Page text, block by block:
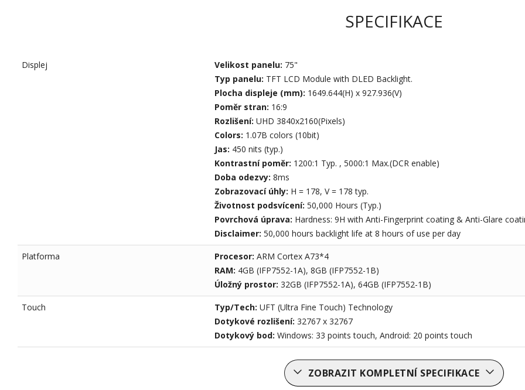
SPECIFIKACE
Displej Velikost panelu: 75"
Typ panelu: TFT LCD Module with DLED Backlight.
Plocha displeje (mm): 1649.644(H) x 927.936(V)
Poměr stran: 16:9
Rozlišení: UHD 3840x2160(Pixels)
Colors: 1.07B colors (10bit)
Jas: 450 nits (typ.)
Kontrastní poměr: 1200:1 Typ. , 5000:1 Max.(DCR enable)
Doba odezvy: 8ms
Zobrazovací úhly: H = 178, V = 178 typ.
Životnost podsvícení: 50,000 Hours (Typ.)
Povrchová úprava: Hardness: 9H with Anti-Fingerprint coating & Anti-Glare
Disclaimer: 50,000 hours backlight life at 8 hours of use per day
Platforma Procesor: ARM Cortex A73*4
RAM: 4GB (IFP7552-1A), 8GB (IFP7552-1B)
Úložný prostor: 32GB (IFP7552-1A), 64GB (IFP7552-1B)
Touch Typ/Tech: UFT (Ultra Fine Touch) Technology
Dotykové rozlišení: 32767 x 32767
Dotykový bod: Windows: 33 points touch, Android: 20 points touch
ZOBRAZIT KOMPLETNÍ SPECIFIKACE